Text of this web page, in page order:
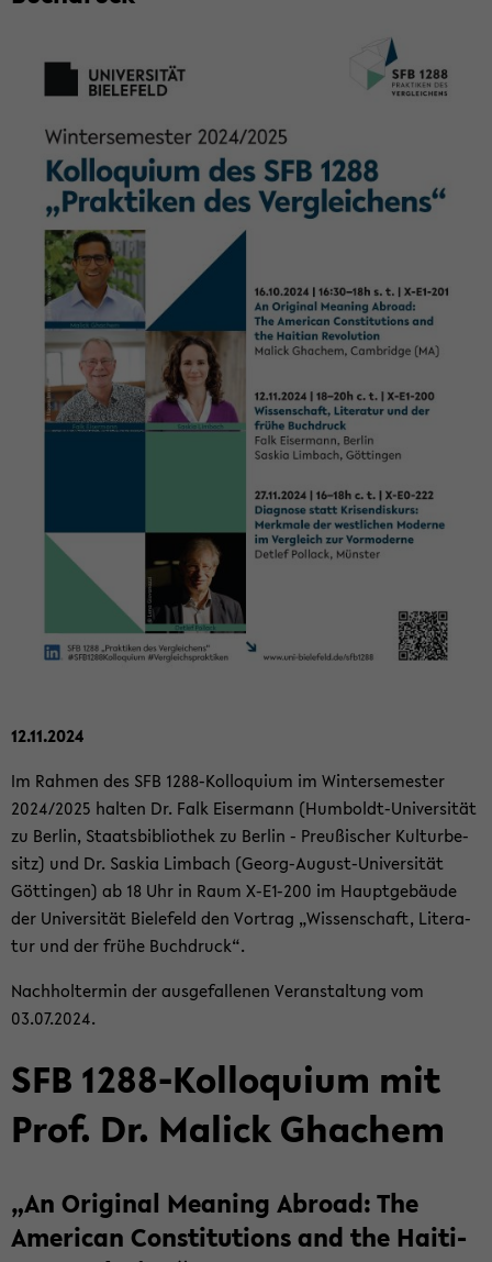
12.11.2024
Im Rah­men des SFB 1288-​Kolloquium im Win­ter­se­mes­ter
2024/2025 hal­ten Dr. Falk Eis­er­mann (Humboldt-​Universität
zu Ber­lin, Staats­bi­blio­thek zu Ber­lin - Preu­ßi­scher Kul­tur­be­
sitz) und Dr. Sas­kia Lim­bach (Georg-​August-Universität
Göt­tin­gen) ab 18 Uhr in Raum X-​E1-200 im Haupt­ge­bäu­de
der Uni­ver­si­tät Bie­le­feld den Vor­trag „Wis­sen­schaft, Li­te­ra­
tur und der frühe Buch­druck“.
Nach­hol­ter­min der aus­ge­fal­le­nen Ver­an­stal­tung vom
03.07.2024.
SFB 1288-​Kolloquium mit
Prof. Dr. Malick Gha­chem
„An Ori­gi­nal Me­a­ning Ab­road: The
Ame­ri­can Con­sti­tu­ti­ons and the Hai­ti­